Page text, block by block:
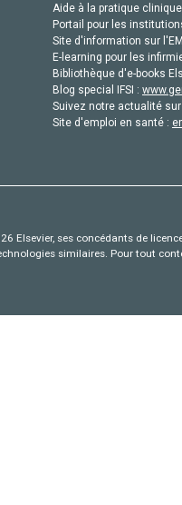
Aide à la pratique
Portail pour les
Site d'information sur
E-learning pour les
Bibliothèque d'e-books
Blog special IFSI :
Suivez notre actualité
Site d'emploi en santé :
Elsevier, ses concédants de
similaires. Pour tout